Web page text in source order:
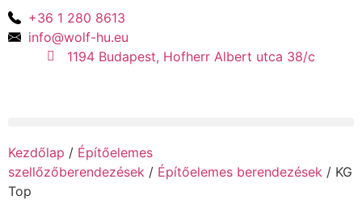
+36 1 280 8613
info@wolf-hu.eu
1194 Budapest, Hofherr Albert utca 38/c
Kezdőlap / Építőelemes
szellőzőberendezések / Építőelemes berendezések / KG
Top